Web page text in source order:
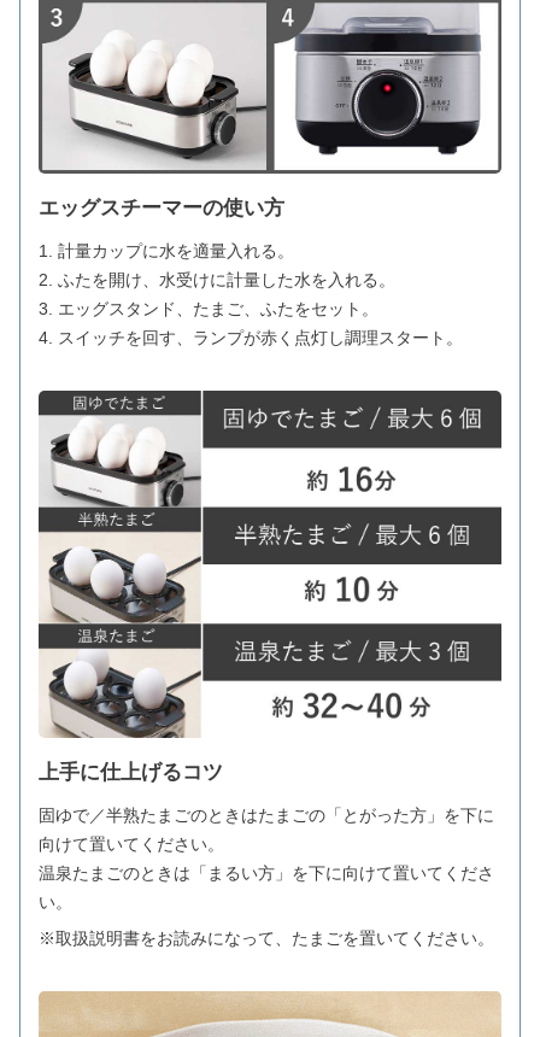
エッグスチーマーの使い方
1. 計量カップに水を適量入れる。
2. ふたを開け、水受けに計量した水を入れる。
3. エッグスタンド、たまご、ふたをセット。
4. スイッチを回す、ランプが赤く点灯し調理スタート。
上手に仕上げるコツ
固ゆで／半熟たまごのときはたまごの「とがった方」を下に
向けて置いてください。
温泉たまごのときは「まるい方」を下に向けて置いてくださ
い。
※取扱説明書をお読みになって、たまごを置いてください。